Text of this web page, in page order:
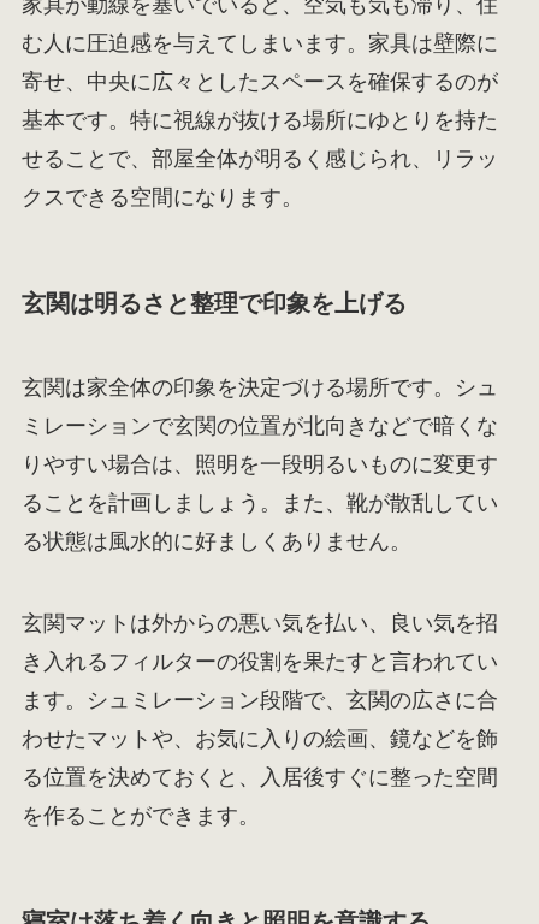
家具が動線を塞いでいると、空気も気も滞り、住
む人に圧迫感を与えてしまいます。家具は壁際に
寄せ、中央に広々としたスペースを確保するのが
基本です。特に視線が抜ける場所にゆとりを持た
せることで、部屋全体が明るく感じられ、リラッ
クスできる空間になります。
玄関は明るさと整理で印象を上げる
玄関は家全体の印象を決定づける場所です。シュ
ミレーションで玄関の位置が北向きなどで暗くな
りやすい場合は、照明を一段明るいものに変更す
ることを計画しましょう。また、靴が散乱してい
る状態は風水的に好ましくありません。
玄関マットは外からの悪い気を払い、良い気を招
き入れるフィルターの役割を果たすと言われてい
ます。シュミレーション段階で、玄関の広さに合
わせたマットや、お気に入りの絵画、鏡などを飾
る位置を決めておくと、入居後すぐに整った空間
を作ることができます。